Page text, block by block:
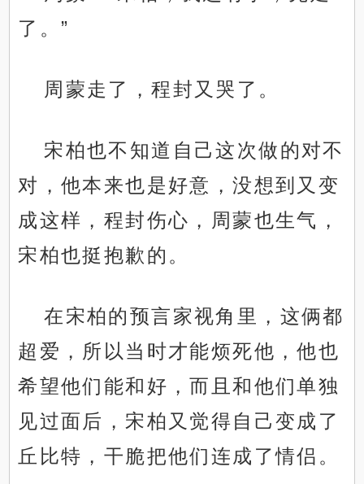
了。”
周蒙走了，程封又哭了。
宋柏也不知道自己这次做的对不
对，他本来也是好意，没想到又变
成这样，程封伤心，周蒙也生气，
宋柏也挺抱歉的。
在宋柏的预言家视角里，这俩都
超爱，所以当时才能烦死他，他也
希望他们能和好，而且和他们单独
见过面后，宋柏又觉得自己变成了
丘比特，干脆把他们连成了情侣。